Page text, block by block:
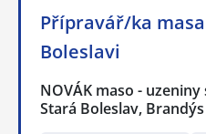
Přípravář/ka
Boleslavi
NOVÁK maso - uzeniny
Stará Boleslav,